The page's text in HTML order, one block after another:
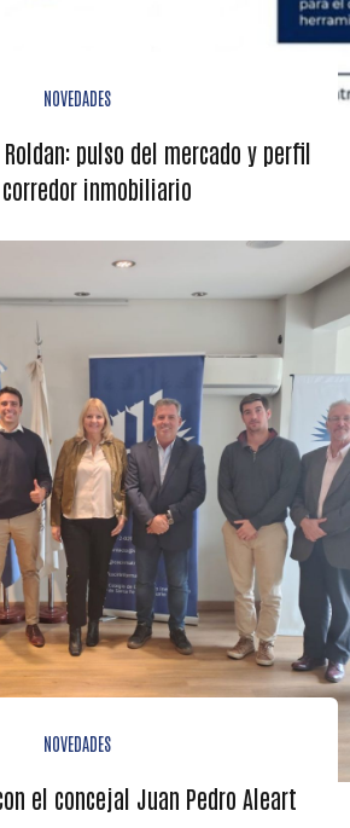
NOVEDADES
Roldan: pulso del mercado y perfil
inmobiliario
NOVEDADES
el concejal Juan Pedro Aleart